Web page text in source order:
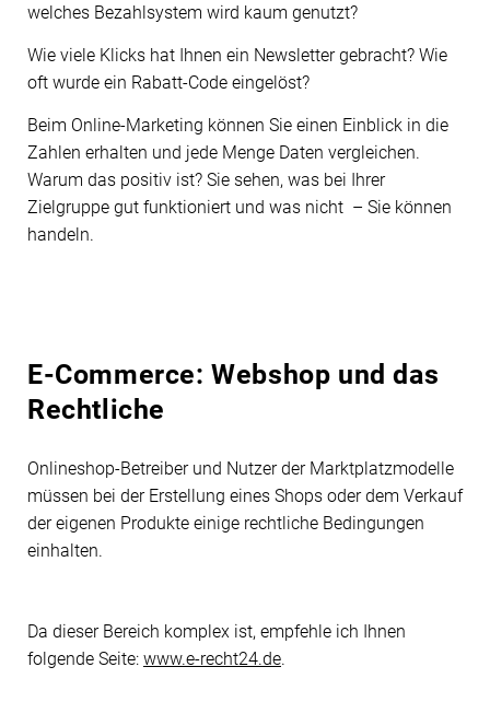
welches Bezahlsystem wird kaum genutzt?
Wie viele Klicks hat Ihnen ein Newsletter gebracht? Wie
oft wurde ein Rabatt-Code eingelöst?
Beim Online-Marketing können Sie einen Einblick in die
Zahlen erhalten und jede Menge Daten vergleichen.
Warum das positiv ist? Sie sehen, was bei Ihrer
Zielgruppe gut funktioniert und was nicht – Sie können
handeln.
E-Commerce: Webshop und das
Rechtliche
Onlineshop-Betreiber und Nutzer der Marktplatzmodelle
müssen bei der Erstellung eines Shops oder dem Verkauf
der eigenen Produkte einige rechtliche Bedingungen
einhalten.
Da dieser Bereich komplex ist, empfehle ich Ihnen
folgende Seite: www.e-recht24.de.